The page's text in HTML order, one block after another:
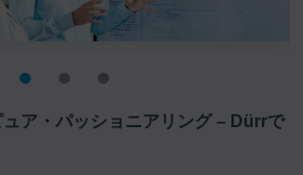
ア・パッショニアリング – Dürrで